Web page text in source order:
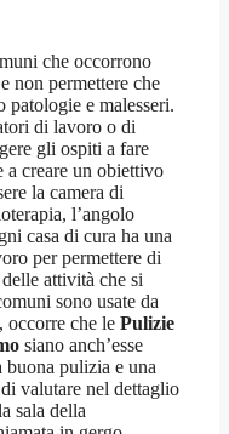
che occorrono
non permettere che
patologie e malesseri.
di lavoro o di
gli ospiti a fare
a creare un obiettivo
la camera di
l’angolo
casa di cura ha una
per permettere di
attività che si
sono usate da
occorre che le Pulizie
siano anch’esse
buona pulizia e una
valutare nel dettaglio
sala della